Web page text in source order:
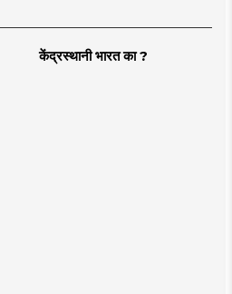
केंद्रस्थानी भारत का ?